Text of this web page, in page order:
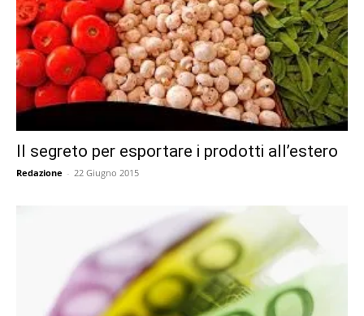
Il segreto per esportare i prodotti all’estero
Redazione - 22 Giugno 2015